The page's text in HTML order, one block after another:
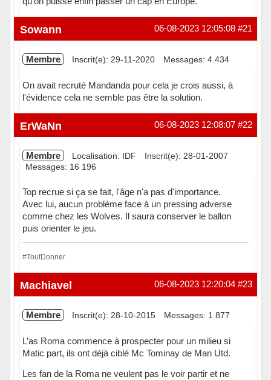
Hors ligne #21
06-08-2023 12:05:08
Sowann
Membre Inscrit(e): 29-11-2020 Messages: 4 434
On avait recruté Mandanda pour cela je crois aussi, à
l'évidence cela ne semble pas être la solution.
Hors ligne #22
06-08-2023 12:08:07
ErWaNn
Membre Localisation: IDF
Inscrit(e): 28-01-2007
Messages: 16 196
Top recrue si ça se fait, l'âge n'a pas d'importance.
Avec lui, aucun problème face à un pressing adverse
comme chez les Wolves. Il saura conserver le ballon
puis orienter le jeu.
#ToutDonner
Hors ligne #23
06-08-2023 12:20:04
Machiavel
Membre Inscrit(e): 28-10-2015 Messages: 1 877
L’as Roma commence à prospecter pour un milieu si
Matic part, ils ont déjà ciblé Mc Tominay de Man Utd.
Les fan de la Roma ne veulent pas le voir partir et ne